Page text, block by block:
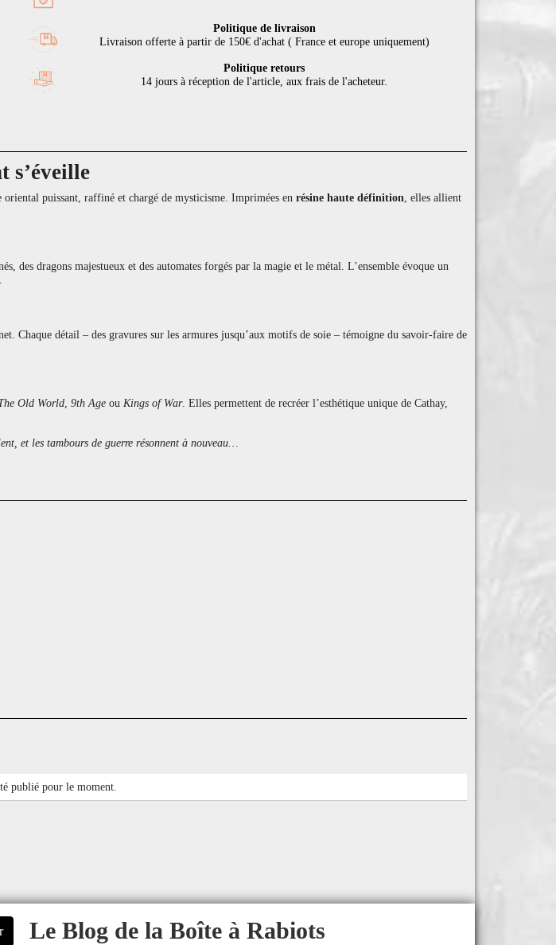
Politique de livraison
Livraison offerte à partir de 150€ d'achat ( France et europe uniquement)
Politique retours
14 jours à réception de l'article, aux frais de l'acheteur.
s’éveille
puissant, raffiné et chargé de mysticisme. Imprimées en résine haute définition , elles allient
des dragons majestueux et des automates forgés par la magie et le métal. L’ensemble évoque un
Chaque détail – des gravures sur les armures jusqu’aux motifs de soie – témoigne du savoir-faire de
Old World 9th Age ou Kings of War. Elles permettent de recréer l’esthétique unique de Cathay,
et les tambours de guerre résonnent à nouveau…
publié pour le moment.
Le Blog de la Boîte à Rabiots